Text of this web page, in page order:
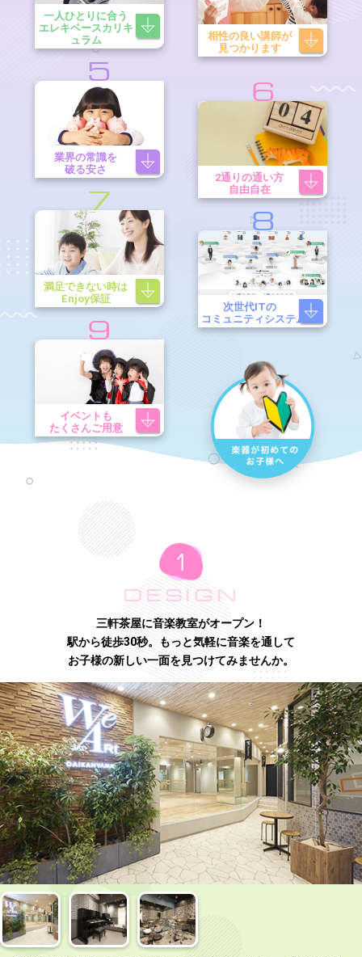
一人ひとりに合う
エレキベースカリキ
ュラム
相性の良い講師が
見つかります
5
業界の常識を
破る安さ
6
2通りの通い方
自由自在
7
満足できない時は
Enjoy保証
8
次世代ITの
コミュニティシステム
9
イベントも
たくさんご用意
DESIGN
三軒茶屋に音楽教室がオープン！
駅から徒歩30秒。もっと気軽に音楽を通して
お子様の新しい一面を見つけてみませんか。